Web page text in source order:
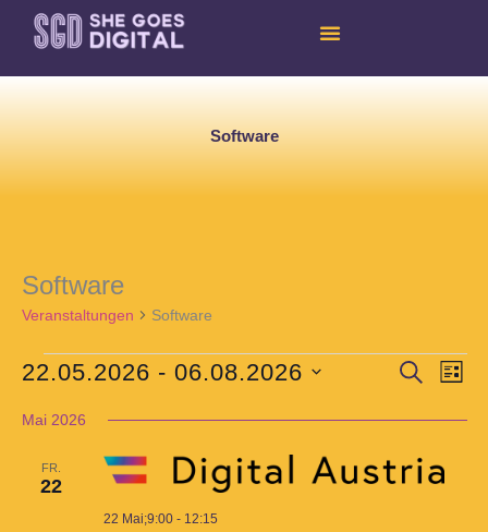
Software
Software
Veranstaltungen Software
Veranstaltungen
und
Navigation
SUCHE
22.05.2026 - 06.08.2026
wählen.
Mai 2026
FR.
22
22 Mai;9:00- 12:15